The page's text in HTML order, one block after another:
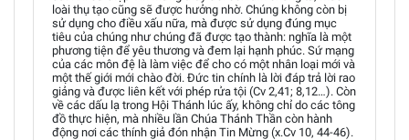
loài thụ tạo cũng sẽ được hưởng nhờ. Chúng không còn bị
sử dụng cho điều xấu nữa, mà được sử dụng đúng mục
tiêu của chúng như chúng đã được tạo thành: nghĩa là một
phương tiện để yêu thương và đem lại hạnh phúc. Sứ mạng
của các môn đệ là làm việc để cho có một nhân loại mới và
một thế giới mới chào đời. Đức tin chính là lời đáp trả lời rao
giảng và được liên kết với phép rửa tội (Cv 2,41; 8,12…). Còn
về các dấu lạ trong Hội Thánh lúc ấy, không chỉ do các tông
đồ thực hiện, mà nhiều lần Chúa Thánh Thần còn hành
động nơi các thính giả đón nhận Tin Mừng (x.Cv 10, 44-46).